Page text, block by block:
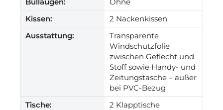
Kissen:
2 Nackenkissen
Ausstattung:
Transparente
Windschutzfolie
zwischen Geflecht und
Stoff sowie Handy- und
Zeitungstasche – außer
bei PVC-Bezug
Tische:
2 Klapptische